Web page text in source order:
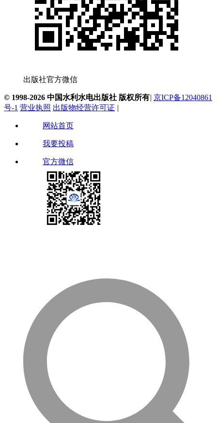
出版社官方微信
© 1998-2026 中国水利水电出版社 版权所有| 京ICP备12040861
号-1 营业执照 出版物经营许可证 |
网站首页
我要投稿
官方微信